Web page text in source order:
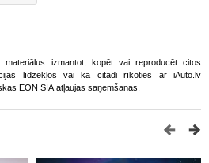
materiālus izmantot, kopēt vai reproducēt citos
līdzekļos vai kā citādi rīkoties ar iAuto.lv
EON SIA atļaujas saņemšanas.